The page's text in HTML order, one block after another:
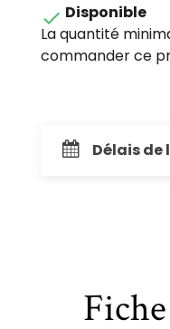
 Disponible
La quantité
commander ce
Délais de